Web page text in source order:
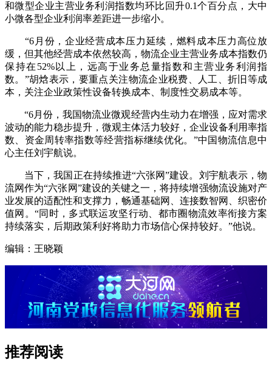
和微型企业主营业务利润指数均环比回升0.1个百分点，大中
小微各型企业利润率差距进一步缩小。
“6月份，企业经营成本压力延续，燃料成本压力高位放
缓，但其他经营成本依然较高，物流企业主营业务成本指数仍
保持在52%以上，远高于业务总量指数和主营业务利润指
数。”胡焓表示，要重点关注物流企业税费、人工、折旧等成
本，关注企业政策性设备转换成本、制度性交易成本等。
“6月份，我国物流业微观经营内生动力在增强，应对需求
波动的能力稳步提升，微观主体活力较好，企业设备利用率指
数、资金周转率指数等经营指标继续优化。”中国物流信息中
心主任刘宇航说。
当下，我国正在持续推进“六张网”建设。刘宇航表示，物
流网作为“六张网”建设的关键之一，将持续增强物流设施对产
业发展的适配性和支撑力，畅通基础网、连接数智网、织密价
值网。“同时，多式联运攻坚行动、都市圈物流效率衔接方案
持续落实，后期政策利好将助力市场信心保持较好。”他说。
编辑：王晓颖
推荐阅读